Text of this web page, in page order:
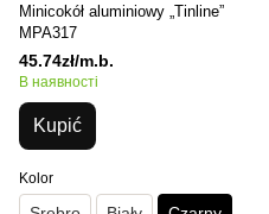
Minicokół aluminiowy „Tinline”
MPA317
45.74zł/m.b.
В наявності
Kupić
Kolor